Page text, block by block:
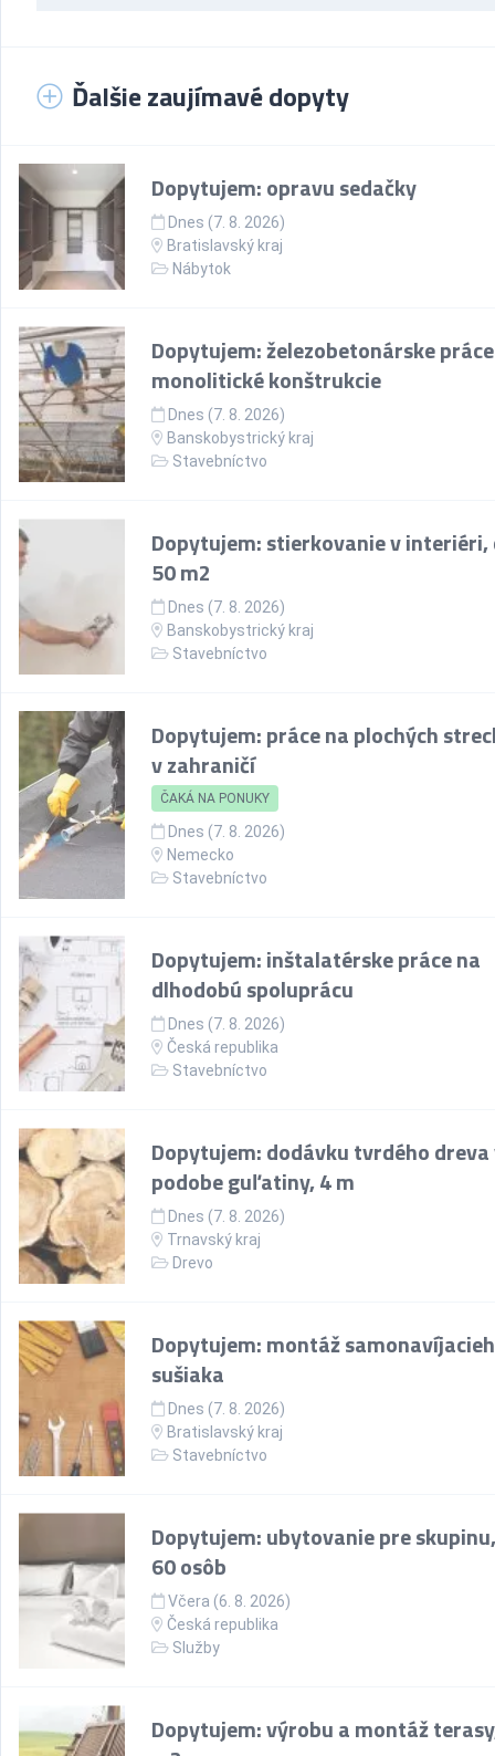
Ďalšie zaujímavé dopyty
Dopytujem: opravu sedačky
Dnes (7. 8. 2026)
Bratislavský kraj
Nábytok
Dopytujem: železobetonárske
monolitické konštrukcie
Dnes (7. 8. 2026)
Banskobystrický kraj
Stavebníctvo
Dopytujem: stierkovanie v interiéri,
50 m2
Dnes (7. 8. 2026)
Banskobystrický kraj
Stavebníctvo
Dopytujem: práce na plochých
v zahraničí
ČAKÁ NA PONUKY
Dnes (7. 8. 2026)
Nemecko
Stavebníctvo
Dopytujem: inštalatérske práce na
dlhodobú spoluprácu
Dnes (7. 8. 2026)
Česká republika
Stavebníctvo
Dopytujem: dodávku tvrdého dreva
podobe guľatiny, 4 m
Dnes (7. 8. 2026)
Trnavský kraj
Drevo
Dopytujem: montáž
sušiaka
Dnes (7. 8. 2026)
Bratislavský kraj
Stavebníctvo
Dopytujem: ubytovanie pre
60 osôb
Včera (6. 8. 2026)
Česká republika
Služby
Dopytujem: výrobu a montáž